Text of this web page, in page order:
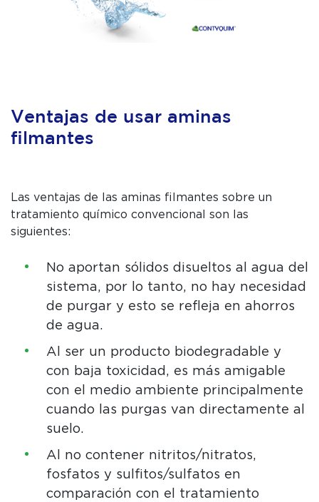
Ventajas de usar aminas
filmantes
Las ventajas de las aminas filmantes sobre un
tratamiento químico convencional son las
siguientes:
No aportan sólidos disueltos al agua del
sistema, por lo tanto, no hay necesidad
de purgar y esto se refleja en ahorros
de agua.
Al ser un producto biodegradable y
con baja toxicidad, es más amigable
con el medio ambiente principalmente
cuando las purgas van directamente al
suelo.
Al no contener nitritos/nitratos,
fosfatos y sulfitos/sulfatos en
comparación con el tratamiento